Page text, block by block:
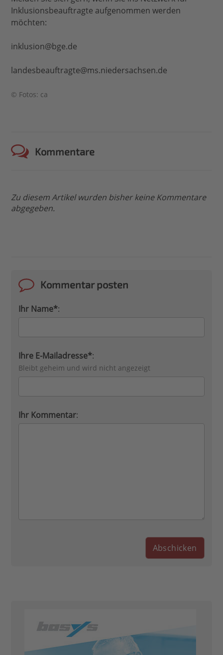
Inklusionsbeauftragte aufgenommen werden
möchten:
inklusion@bge.de
landesbeauftragte@ms.niedersachsen.de
© Fotos: ca
Kommentare
Zu diesem Artikel wurden bisher keine Kommentare
abgegeben.
Kommentar posten
Ihr Name*:
Ihre E-Mailadresse*:
Bleibt geheim und wird nicht angezeigt
Ihr Kommentar: